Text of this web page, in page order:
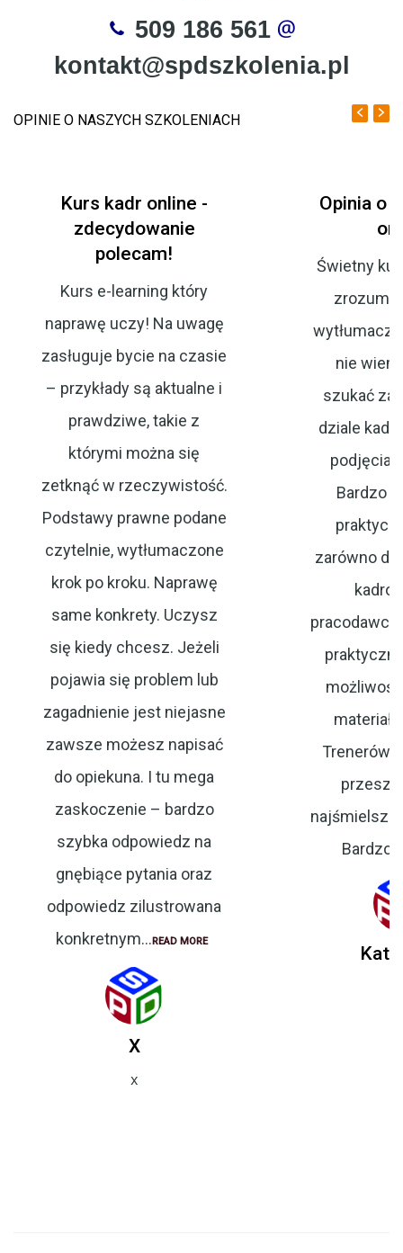
509 186 561
kontakt@spdszkolenia.pl
OPINIE O NASZYCH SZKOLENIACH
Kurs kadr online -
zdecydowanie
polecam!
Kurs e-learning który
naprawę uczy! Na uwagę
zasługuje bycie na czasie
– przykłady są aktualne i
prawdziwe, takie z
którymi można się
zetknąć w rzeczywistość.
Podstawy prawne podane
czytelnie, wytłumaczone
krok po kroku. Naprawę
same konkrety. Uczysz
się kiedy chcesz. Jeżeli
pojawia się problem lub
zagadnienie jest niejasne
zawsze możesz napisać
do opiekuna. I tu mega
zaskoczenie – bardzo
szybka odpowiedz na
gnębiące pytania oraz
odpowiedz zilustrowana
konkretnym...READ MORE
X
X
Opinia o
Świetny
nie
szukać
dziale kadr,
podjęcia
Bardzo
zarówno
Trenerów
najśmielsze
Bardzo